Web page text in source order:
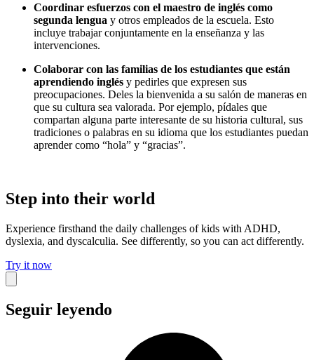
Coordinar esfuerzos con el maestro de inglés como
segunda lengua y otros empleados de la escuela. Esto
incluye trabajar conjuntamente en la enseñanza y las
intervenciones.
Colaborar con las familias de los estudiantes que están
aprendiendo inglés y pedirles que expresen sus
preocupaciones. Deles la bienvenida a su salón de maneras en
que su cultura sea valorada. Por ejemplo, pídales que
compartan alguna parte interesante de su historia cultural, sus
tradiciones o palabras en su idioma que los estudiantes puedan
aprender como “hola” y “gracias”.
Step into their world
Experience firsthand the daily challenges of kids with ADHD,
dyslexia, and dyscalculia. See differently, so you can act differently.
Try it now
Seguir leyendo